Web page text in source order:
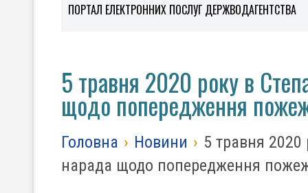
ПОРТАЛ ЕЛЕКТРОННИХ ПОСЛУГ ДЕРЖВОДАГЕНТСТВА
5 травня 2020 року в
щодо попередження
Головна › Новини › 5 травня 2020
нарада щодо попередження